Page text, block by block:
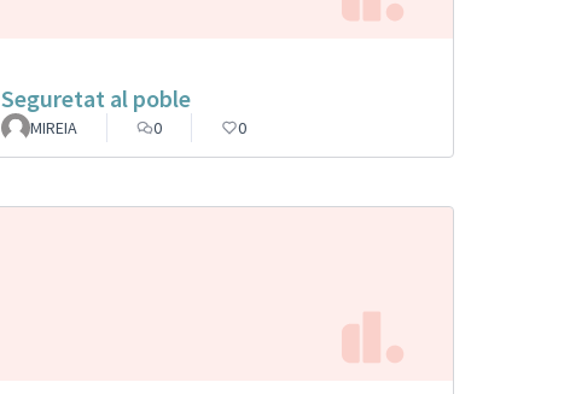
Seguretat al poble
MIREIA 0 0